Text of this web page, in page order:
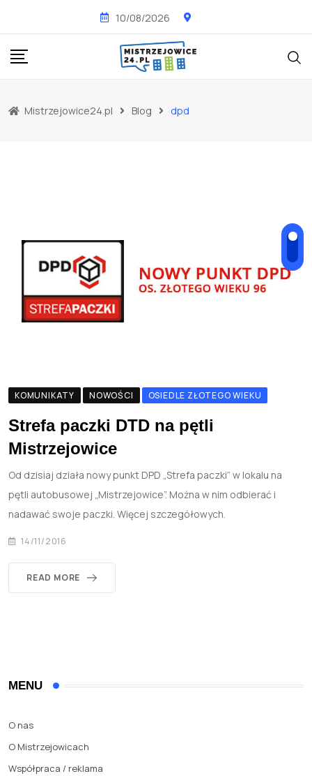
content
10/08/2026
Mistrzejowice24.pl Blog dpd
KOMUNIKATY NOWOŚCI OSIEDLE ZŁOTEGO WIEKU
Strefa paczki DTD na pętli
Mistrzejowice
Od dzisiaj działa nowy punkt DPD „Strefa paczki” w lokalu na
pętli autobusowej „Mistrzejowice”. Można w nim odbierać i
nadawać swoje paczki. Więcej szczegółowych.
14/11/2016
READ MORE
MENU
O nas
O Mistrzejowicach
Współpraca / reklama